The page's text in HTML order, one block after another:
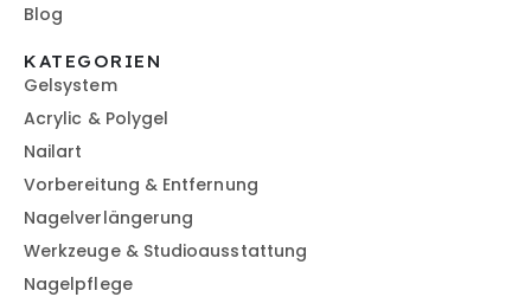
Blog
KATEGORIEN
Gelsystem
Acrylic & Polygel
Nailart
Vorbereitung & Entfernung
Nagelverlängerung
Werkzeuge & Studioausstattung
Nagelpflege